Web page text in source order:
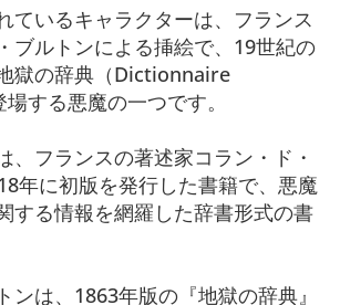
ているキャラクターは、フランス
ブルトンによる挿絵で、19世紀の
獄の辞典（Dictionnaire
する悪魔の一つです。
、フランスの著述家コラン・ド・
年に初版を発行した書籍で、悪魔
する情報を網羅した辞書形式の書
ンは、1863年版の『地獄の辞典』